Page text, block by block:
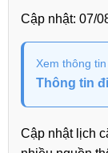
Cập nhật: 07/
Xem thông
Thông tin
Cập nhật lịch